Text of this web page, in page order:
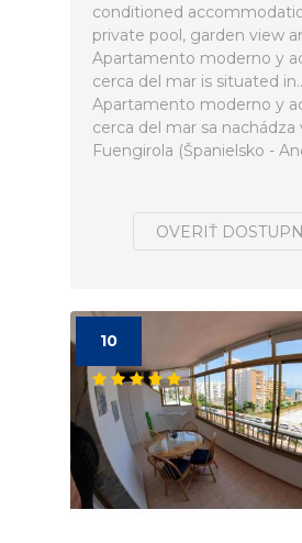
conditioned
private pool, garden view
Apartamento moderno y
cerca del mar is situated
Apartamento moderno y
cerca del mar sa
Fuengirola (Španielsko -
OVERIŤ
10